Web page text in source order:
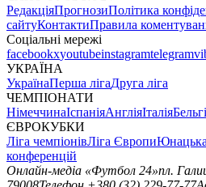
РедакціяПрогнозиПолітика
сайтуКонтактиПравила
Соціальні мережі
facebookxyoutubeinstagramtelegram
УКРАЇНА
УкраїнаПерша лігаДруга ліга
ЧЕМПІОНАТИ
НімеччинаІспаніяАнгліяІталія
ЄВРОКУБКИ
Ліга чемпіонівЛіга Європи
конференцій
Онлайн-медіа «Футбол 24»пл.